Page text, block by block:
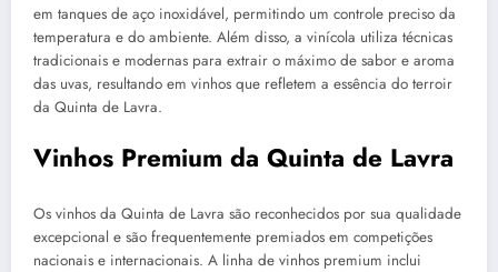
em tanques de aço inoxidável, permitindo um controle preciso da
temperatura e do ambiente. Além disso, a vinícola utiliza técnicas
tradicionais e modernas para extrair o máximo de sabor e aroma
das uvas, resultando em vinhos que refletem a essência do terroir
da Quinta de Lavra.
Vinhos Premium da Quinta de Lavra
Os vinhos da Quinta de Lavra são reconhecidos por sua qualidade
excepcional e são frequentemente premiados em competições
nacionais e internacionais. A linha de vinhos premium inclui